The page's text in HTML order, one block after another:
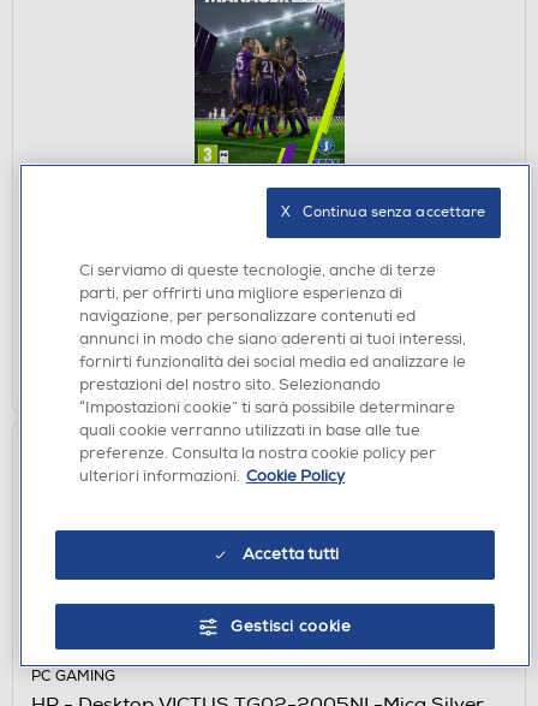
KOCH MEDIA - FOOTBALL MANAGER 2021
DISPONIBILE SOLO IN NEGOZIO
Acquisto online:non disponibile
Ritiro in negozio in 30' gratuito:verifica
CERCA NEGOZIO
Aggiungi M365
PC GAMING
Ci serviamo di queste tecnologie, anche di terze
parti, per offrirti una migliore esperienza di
navigazione, per personalizzare contenuti ed
annunci in modo che siano aderenti ai tuoi interessi,
fornirti funzionalità dei social media ed analizzare le
prestazioni del nostro sito. Selezionando
“Impostazioni cookie” ti sarà possibile determinare
quali cookie verranno utilizzati in base alle tue
preferenze. Consulta la nostra cookie policy per
ulteriori informazioni. Cookie Policy
Accetta tutti
Gestisci cookie
X   Continua senza accettare